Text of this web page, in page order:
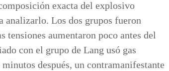
exacta del explosivo
analizarlo. Los dos grupos fueron
tensiones aumentaron poco antes del
con el grupo de Lang usó gas
después, un contramanifestante